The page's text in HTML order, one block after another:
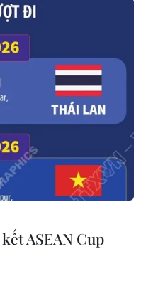
ASEAN Cup